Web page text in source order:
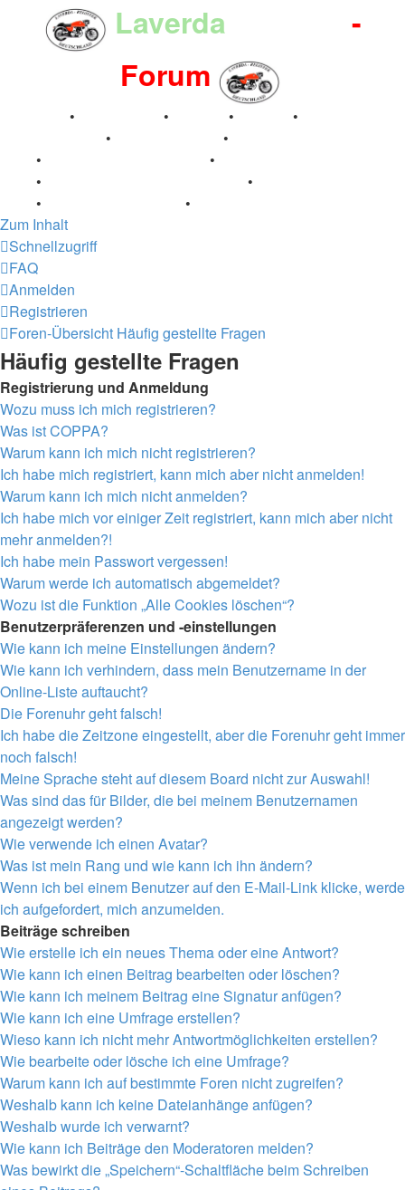
Laverda
-
Forum
• • •
•
• •
• •
• •
•
•
Zum Inhalt
Schnellzugriff
FAQ
Anmelden
Registrieren
Foren-Übersicht Häufig gestellte Fragen
Häufig gestellte Fragen
Registrierung und Anmeldung
Wozu muss ich mich registrieren?
Was ist COPPA?
Warum kann ich mich nicht registrieren?
Ich habe mich registriert, kann mich aber nicht anmelden!
Warum kann ich mich nicht anmelden?
Ich habe mich vor einiger Zeit registriert, kann mich aber nicht
mehr anmelden?!
Ich habe mein Passwort vergessen!
Warum werde ich automatisch abgemeldet?
Wozu ist die Funktion „Alle Cookies löschen“?
Benutzerpräferenzen und -einstellungen
Wie kann ich meine Einstellungen ändern?
Wie kann ich verhindern, dass mein Benutzername in der
Online-Liste auftaucht?
Die Forenuhr geht falsch!
Ich habe die Zeitzone eingestellt, aber die Forenuhr geht immer
noch falsch!
Meine Sprache steht auf diesem Board nicht zur Auswahl!
Was sind das für Bilder, die bei meinem Benutzernamen
angezeigt werden?
Wie verwende ich einen Avatar?
Was ist mein Rang und wie kann ich ihn ändern?
Wenn ich bei einem Benutzer auf den E-Mail-Link klicke, werde
ich aufgefordert, mich anzumelden.
Beiträge schreiben
Wie erstelle ich ein neues Thema oder eine Antwort?
Wie kann ich einen Beitrag bearbeiten oder löschen?
Wie kann ich meinem Beitrag eine Signatur anfügen?
Wie kann ich eine Umfrage erstellen?
Wieso kann ich nicht mehr Antwortmöglichkeiten erstellen?
Wie bearbeite oder lösche ich eine Umfrage?
Warum kann ich auf bestimmte Foren nicht zugreifen?
Weshalb kann ich keine Dateianhänge anfügen?
Weshalb wurde ich verwarnt?
Wie kann ich Beiträge den Moderatoren melden?
Was bewirkt die „Speichern“-Schaltfläche beim Schreiben